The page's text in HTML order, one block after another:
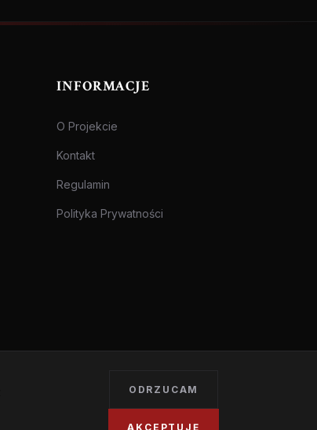
INFORMACJE
O Projekcie
Kontakt
Regulamin
Polityka Prywatności
Treści przeznaczone dla osób pełnoletnich.
ODRZUCAM
AKCEPTUJĘ